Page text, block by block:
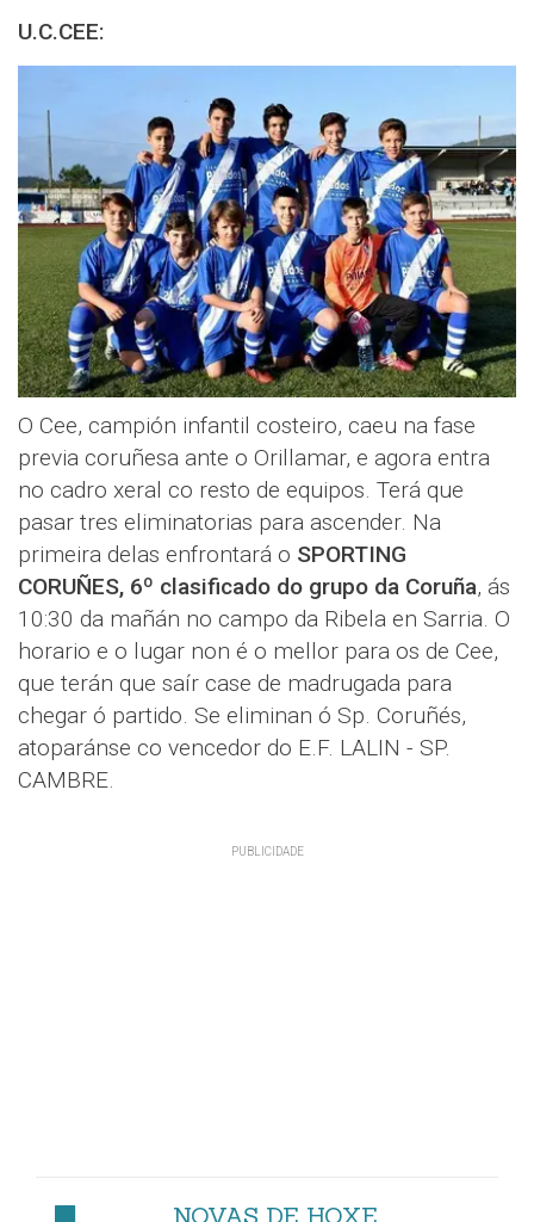
U.C.CEE:
O Cee, campión infantil costeiro, caeu na fase
previa coruñesa ante o Orillamar, e agora entra
no cadro xeral co resto de equipos. Terá que
pasar tres eliminatorias para ascender. Na
primeira delas enfrontará o SPORTING
CORUÑES, 6º clasificado do grupo da Coruña, ás
10:30 da mañán no campo da Ribela en Sarria. O
horario e o lugar non é o mellor para os de Cee,
que terán que saír case de madrugada para
chegar ó partido. Se eliminan ó Sp. Coruñés,
atoparánse co vencedor do E.F. LALIN - SP.
CAMBRE.
NOVAS DE HOXE